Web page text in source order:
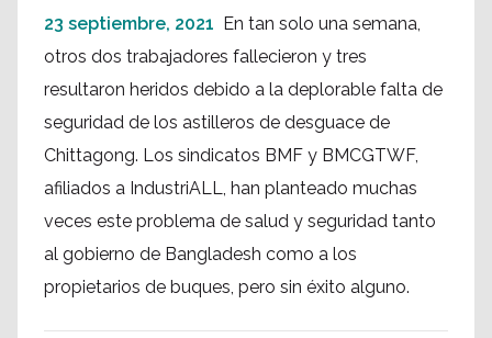
23 septiembre, 2021 En tan solo una semana,
otros dos trabajadores fallecieron y tres
resultaron heridos debido a la deplorable falta de
seguridad de los astilleros de desguace de
Chittagong. Los sindicatos BMF y BMCGTWF,
afiliados a IndustriALL, han planteado muchas
veces este problema de salud y seguridad tanto
al gobierno de Bangladesh como a los
propietarios de buques, pero sin éxito alguno.